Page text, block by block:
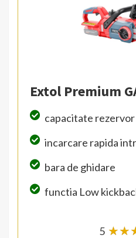
Extol Premium
capacitate rezervor
incarcare rapida
bara de ghidare
functia Low
5 ☆☆
★★